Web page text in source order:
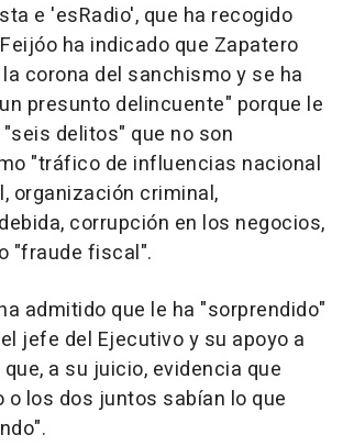
e 'esRadio', que ha recogido
ha indicado que Zapatero
corona del sanchismo y se ha
presunto delincuente" porque le
delitos" que no son
"tráfico de influencias nacional
organización criminal,
corrupción en los negocios,
"fraude fiscal".
admitido que le ha "sorprendido"
jefe del Ejecutivo y su apoyo a
a su juicio, evidencia que
o los dos juntos sabían lo que